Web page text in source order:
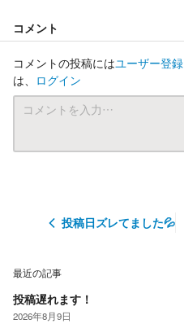
コメント
コメントの投稿にはユーザー登録
は、 ログイン
投稿日ズレてました💦
最近の記事
投稿遅れます！
2026年8月9日